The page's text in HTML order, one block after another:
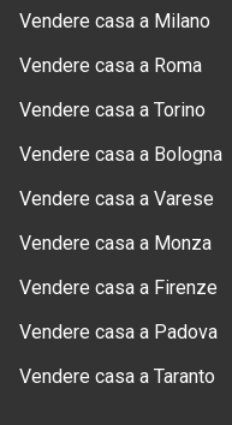
Vendere casa a Milano
Vendere casa a Roma
Vendere casa a Torino
Vendere casa a Bologna
Vendere casa a Varese
Vendere casa a Monza
Vendere casa a Firenze
Vendere casa a Padova
Vendere casa a Taranto